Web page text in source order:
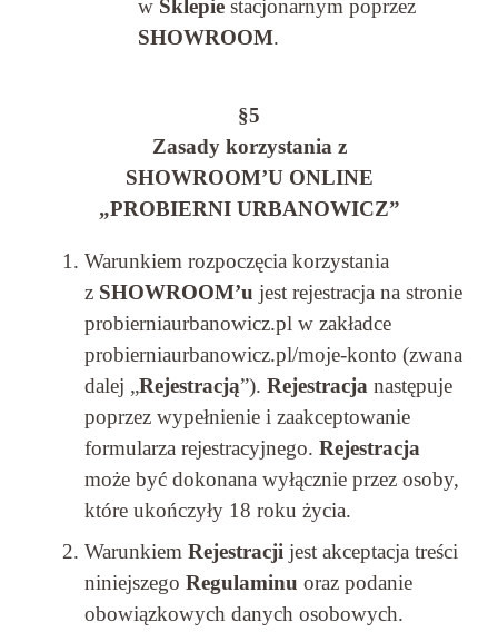
w Sklepiestacjonarnym poprzez
SHOWROOM.
§5
Zasady korzystania z
SHOWROOM’U ONLINE
„PROBIERNI URBANOWICZ”
Warunkiem rozpoczęcia korzystania
z SHOWROOM’u jest rejestracja na stronie
probierniaurbanowicz.pl w zakładce
probierniaurbanowicz.pl/moje-konto (zwana
dalej „Rejestracją”). Rejestracja następuje
poprzez wypełnienie i zaakceptowanie
formularza rejestracyjnego. Rejestracja
może być dokonana wyłącznie przez osoby,
które ukończyły 18 roku życia.
Warunkiem Rejestracji jest akceptacja treści
niniejszego Regulaminu oraz podanie
obowiązkowych danych osobowych.